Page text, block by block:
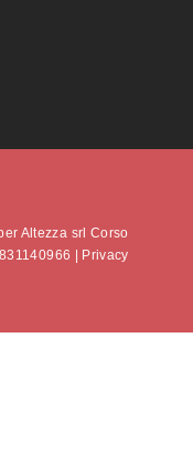
Altezza srl Corso
| Privacy